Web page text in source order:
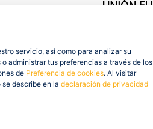
servicio, así como para analizar su
administrar tus preferencias a través de los
de Preferencia de cookies. Al visitar
describe en la declaración de privacidad